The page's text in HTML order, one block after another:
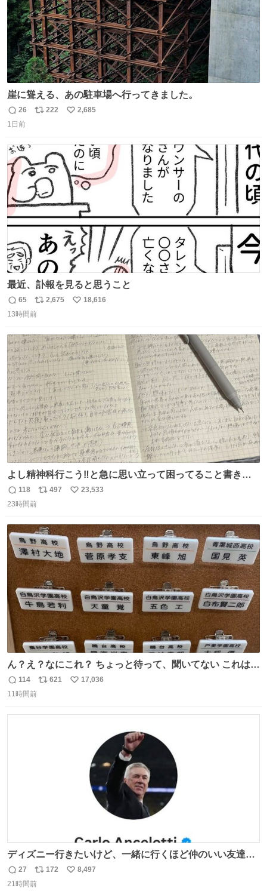
崖に聳える、あの駐車場へ行ってきました。
返
信
26
リ
数
222
い
2,685
1日前
最近、訃報を見ると思うこと
返
信
65
リ
ポ
ト
数
2,675
い
数
18,616
13時間前
よし精神科行こう‼️と急に思い立って困ってること書き出
してたらペン止まらなくなってすごい勢いで埋まってワロ
タ
返
信
118
リ
ト
数
497
い
数
23,533
23時間前
ん？え？なにこれ？ ちょっと待って、聞いてない これは販
売されているのもですか？
返
信
114
リ
621
い
17,036
11時間前
ディズニー行きたいけど、一緒に行くほど仲のいい友達が
居ない… ほんでこれ
返
信
27
リ
ポ
172
い
8,497
21時間前